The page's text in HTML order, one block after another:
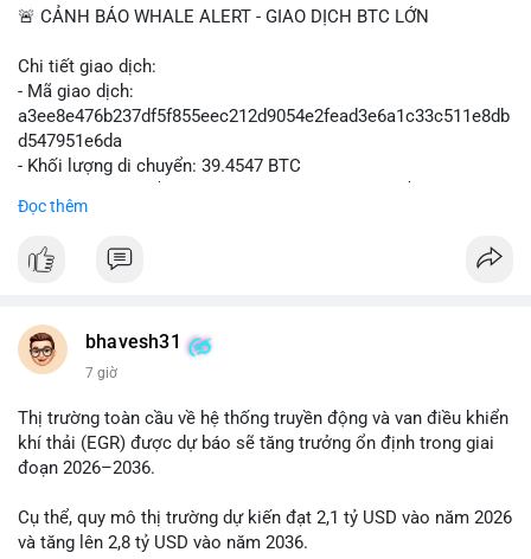
🚨 CẢNH BÁO WHALE ALERT - GIAO DỊCH BTC LỚN
Chi tiết giao dịch:
- Mã giao dịch:
a3ee8e476b237df5f855eec212d9054e2fead3e6a1c33c511e8db
d547951e6da
- Khối lượng di chuyển: 39.4547 BTC
USD)
phát hiện trong mempool cho thấy một cá voi đang thực hiện
hành vi di chuyển vốn quy mô lớn. Với mức giá hiện tại, động
tập trung, tạo áp lực giảm ngắn hạn lên thị trường. Ngược lại,
nếu dòng tiền được chuyển vào ví lạnh hoặc ví không thuộc
sàn giao dịch, đây là tín hiệu tích lũy dài hạn, phản ánh niềm tin
thể dao động khi giới đầu tư theo dõi điểm đến của số BTC
này.
Đọc thêm
bhavesh31
7 giờ
Thị trường toàn cầu về hệ thống truyền động và van điều khiển
khí thải (EGR) được dự báo sẽ tăng trưởng ổn định trong giai
đoạn 2026–2036.
Cụ thể, quy mô thị trường dự kiến đạt 2,1 tỷ USD vào năm 2026
và tăng lên 2,8 tỷ USD vào năm 2036.